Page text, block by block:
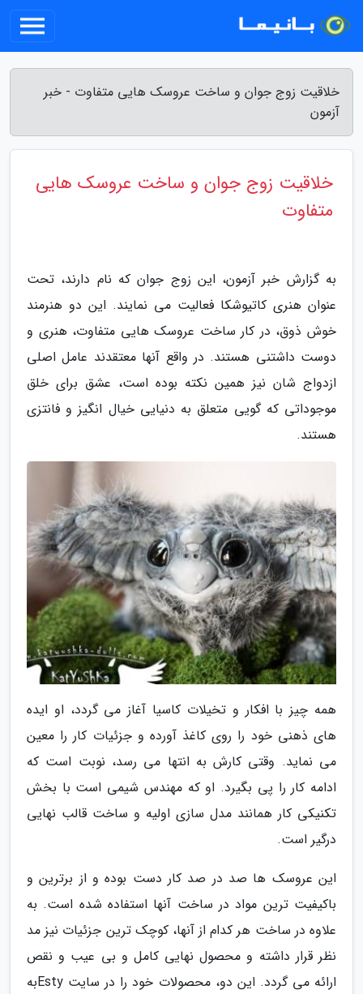
خلاقیت زوج جوان و ساخت عروسک هایی متفاوت - خبر
آزمون
خلاقیت زوج جوان و ساخت عروسک هایی
متفاوت
به گزارش خبر آزمون، این زوج جوان که نام دارند، تحت
عنوان هنری کاتیوشکا فعالیت می نمایند. این دو هنرمند
خوش ذوق، در کار ساخت عروسک هایی متفاوت، هنری و
دوست داشتنی هستند. در واقع آنها معتقدند عامل اصلی
ازدواج شان نیز همین نکته بوده است، عشق برای خلق
موجوداتی که گویی متعلق به دنیایی خیال انگیز و فانتزی
هستند.
همه چیز با افکار و تخیلات کاسیا آغاز می گردد، او ایده
های ذهنی خود را روی کاغذ آورده و جزئیات کار را معین
می نماید. وقتی کارش به انتها می رسد، نوبت است که
ادامه کار را پی بگیرد. او که مهندس شیمی است با بخش
تکنیکی کار همانند مدل سازی اولیه و ساخت قالب نهایی
درگیر است.
این عروسک ها صد در صد کار دست بوده و از برترین و
باکیفیت ترین مواد در ساخت آنها استفاده شده است. به
علاوه در ساخت هر کدام از آنها، کوچک ترین جزئیات نیز مد
نظر قرار داشته و محصول نهایی کامل و بی عیب و نقص
ارائه می گردد. این دو، محصولات خود را در سایت Estyبه